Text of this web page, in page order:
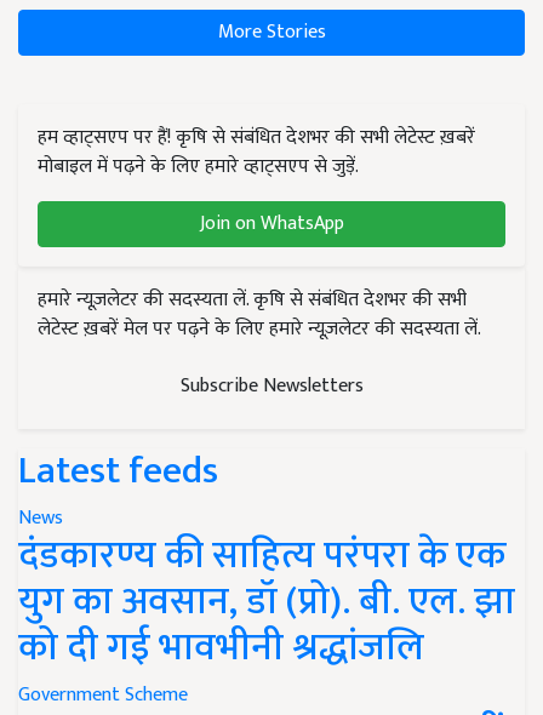
More Stories
हम व्हाट्सएप पर हैं! कृषि से संबंधित देशभर की सभी लेटेस्ट ख़बरें
मोबाइल में पढ़ने के लिए हमारे व्हाट्सएप से जुड़ें.
Join on WhatsApp
हमारे न्यूज़लेटर की सदस्यता लें. कृषि से संबंधित देशभर की सभी
लेटेस्ट ख़बरें मेल पर पढ़ने के लिए हमारे न्यूज़लेटर की सदस्यता लें.
Subscribe Newsletters
Latest feeds
News
दंडकारण्य की साहित्य परंपरा के एक
युग का अवसान, डॉ (प्रो). बी. एल. झा
को दी गई भावभीनी श्रद्धांजलि
Government Scheme